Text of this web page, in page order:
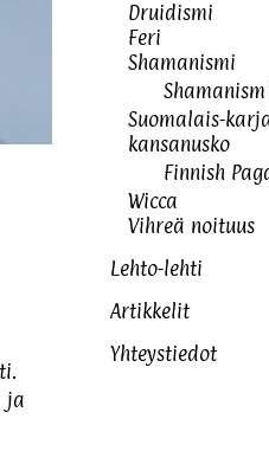
ja
Druidismi
Feri
Shamanismi
Suomalais-
kansanusko
Finnish
Wicca
Vihreä noituus
Lehto-lehti
Artikkelit
Yhteystiedot